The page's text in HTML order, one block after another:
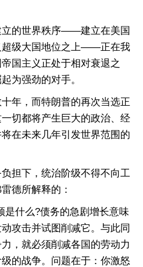
的世界秩序——建立在美国
超级大国地位之上——正在我
国主义正处于相对衰退之
为强劲的对手。
，而特朗普的再次当选正
切都将产生巨大的政治、经
在未来几年引发世界范围的
下，统治阶级不得不向工
德所解释的：
什么?债务的急剧增长意味
攻击并试图削减它。与此同
，就必须削减各国的劳动力
的战争。问题在于：你激怒